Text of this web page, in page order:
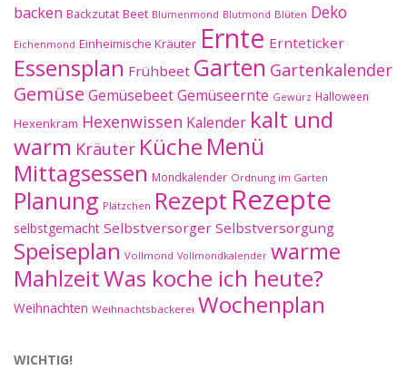
backen Backzutat Beet Blumenmond Blutmond Blüten Deko
Eichenmond Einheimische Kräuter Ernte Ernteticker
Essensplan Frühbeet Garten Gartenkalender
Gemüse GemüsebeetGemüseernte Gewürz Halloween
Hexenkram Hexenwissen Kalender kalt und
warm Kräuter Küche Menü
Mittagsessen Mondkalender Ordnung im Garten
Planung Plätzchen Rezept Rezepte
selbstgemacht Selbstversorger Selbstversorgung
Speiseplan Vollmond Vollmondkalender warme
MahlzeitWas koche ich heute?
Weihnachten Weihnachtsbäckerei Wochenplan
WICHTIG!